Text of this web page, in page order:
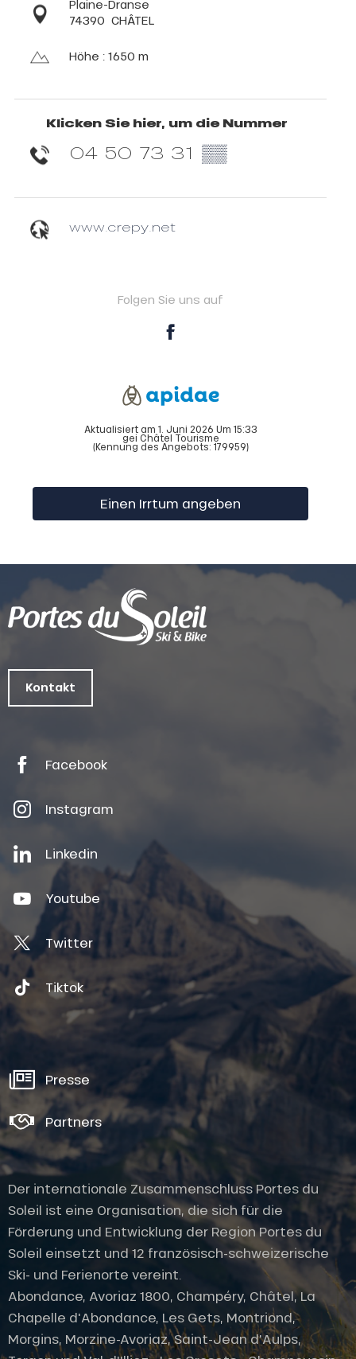
Plaine-Dranse
74390 CHÂTEL
Höhe : 1650 m
Klicken Sie hier, um die Nummer
04 50 73 31 ▒▒
www.crepy.net
Folgen Sie uns auf
Aktualisiert am 1. Juni 2026 Um 15:33
gei Châtel Tourisme
(Kennung des Angebots: 179959)
Einen Irrtum angeben
Kontakt
Facebook
Instagram
Linkedin
Youtube
Twitter
Tiktok
Presse
Partners
Der internationale Zusammenschluss Portes du
Soleil ist eine Organisation, die sich für die
Förderung und Entwicklung der Region Portes du
Soleil einsetzt und 12 französisch-schweizerische
Ski- und Ferienorte vereint.
Abondance, Avoriaz 1800, Champéry, Châtel, La
Chapelle d'Abondance, Les Gets, Montriond,
Morgins, Morzine-Avoriaz, Saint-Jean d'Aulps,